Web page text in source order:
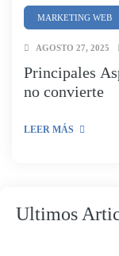
MARKETING WEB
Principales
no convierte
AGOSTO 27, 2025
LEER MÁS
Ultimos